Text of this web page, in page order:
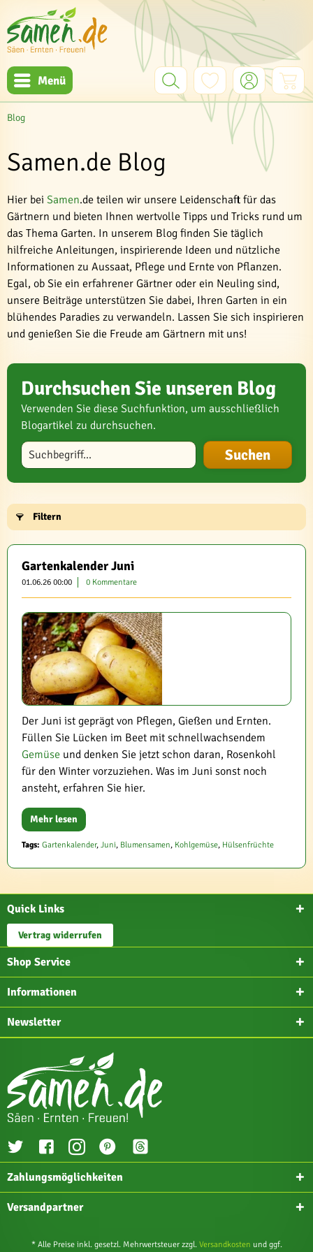
Menü
Blog
Samen.de Blog
Hier bei Samen.de teilen wir unsere Leidenschaft für das
Gärtnern und bieten Ihnen wertvolle Tipps und Tricks rund um
das Thema Garten. In unserem Blog finden Sie täglich
hilfreiche Anleitungen, inspirierende Ideen und nützliche
Informationen zu Aussaat, Pflege und Ernte von Pflanzen.
Egal, ob Sie ein erfahrener Gärtner oder ein Neuling sind,
unsere Beiträge unterstützen Sie dabei, Ihren Garten in ein
blühendes Paradies zu verwandeln. Lassen Sie sich inspirieren
und genießen Sie die Freude am Gärtnern mit uns!
Durchsuchen Sie unseren Blog
Verwenden Sie diese Suchfunktion, um ausschließlich
Blogartikel zu durchsuchen.
Blog durchsuchen
Filtern
Gartenkalender Juni
01.06.26 00:00 0 Kommentare
Der Juni ist geprägt von Pflegen, Gießen und Ernten.
Füllen Sie Lücken im Beet mit schnellwachsendem
Gemüse und denken Sie jetzt schon daran, Rosenkohl
für den Winter vorzuziehen. Was im Juni sonst noch
ansteht, erfahren Sie hier.
Mehr lesen
Tags: Gartenkalender, Juni, Blumensamen, Kohlgemüse, Hülsenfrüchte
Quick Links
Vertrag widerrufen
Shop Service
Informationen
Newsletter
Zahlungsmöglichkeiten
Versandpartner
* Alle Preise inkl. gesetzl. Mehrwertsteuer zzgl. Versandkosten und ggf.